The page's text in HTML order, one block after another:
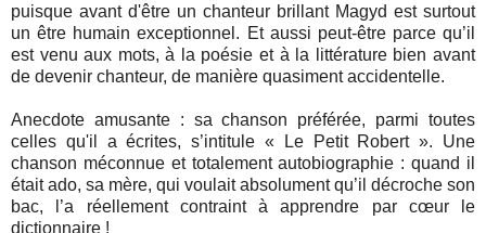
puisque avant d'être un chanteur brillant Magyd est surtout
un être humain exceptionnel. Et aussi peut-être parce qu’il
est venu aux mots, à la poésie et à la littérature bien avant
de devenir chanteur, de manière quasiment accidentelle.
Anecdote amusante : sa chanson préférée, parmi toutes
celles qu'il a écrites, s’intitule « Le Petit Robert ». Une
chanson méconnue et totalement autobiographie : quand il
était ado, sa mère, qui voulait absolument qu’il décroche son
bac, l’a réellement contraint à apprendre par cœur le
dictionnaire !